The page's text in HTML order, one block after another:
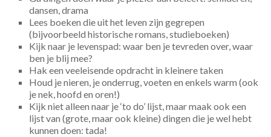
dansen, drama
Lees boeken die uit het leven zijn gegrepen
(bijvoorbeeld historische romans, studieboeken)
Kijk naar je levenspad: waar ben je tevreden over, waar
ben je blij mee?
Hak een veeleisende opdracht in kleinere taken
Houd je nieren, je onderrug, voeten en enkels warm (ook
je nek, hoofd en oren!)
Kijk niet alleen naar je ‘to do’ lijst, maar maak ook een
lijst van (grote, maar ook kleine) dingen die je wel hebt
kunnen doen: tada!